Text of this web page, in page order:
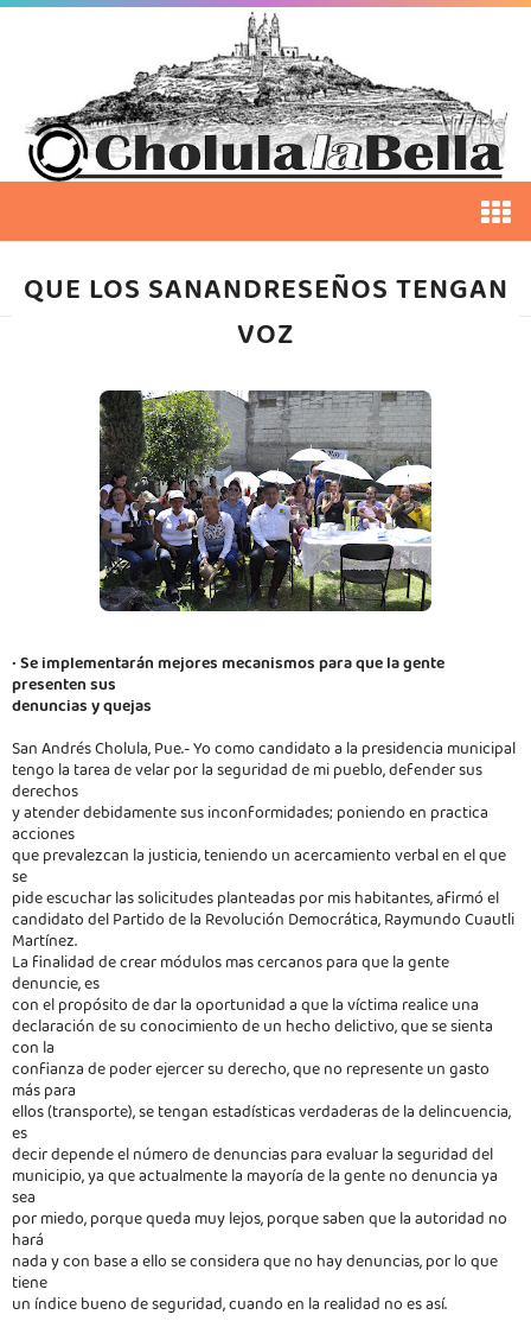
QUE LOS SANANDRESEÑOS TENGAN
VOZ
•Se implementarán mejores mecanismos para que la gente
presenten sus
denuncias y quejas
San Andrés Cholula, Pue.- Yo como candidato a la presidencia municipal
tengo la tarea de velar por la seguridad de mi pueblo, defender sus
derechos
y atender debidamente sus inconformidades; poniendo en practica
acciones
que prevalezcan la justicia, teniendo un acercamiento verbal en el que
se
pide escuchar las solicitudes planteadas por mis habitantes, afirmó el
candidato del Partido de la Revolución Democrática, Raymundo Cuautli
Martínez.
La finalidad de crear módulos mas cercanos para que la gente
denuncie, es
con el propósito de dar la oportunidad a que la víctima realice una
declaración de su conocimiento de un hecho delictivo, que se sienta
con la
confianza de poder ejercer su derecho, que no represente un gasto
más para
ellos (transporte), se tengan estadísticas verdaderas de la delincuencia,
es
decir depende el número de denuncias para evaluar la seguridad del
municipio, ya que actualmente la mayoría de la gente no denuncia ya
sea
por miedo, porque queda muy lejos, porque saben que la autoridad no
hará
nada y con base a ello se considera que no hay denuncias, por lo que
tiene
un índice bueno de seguridad, cuando en la realidad no es así.